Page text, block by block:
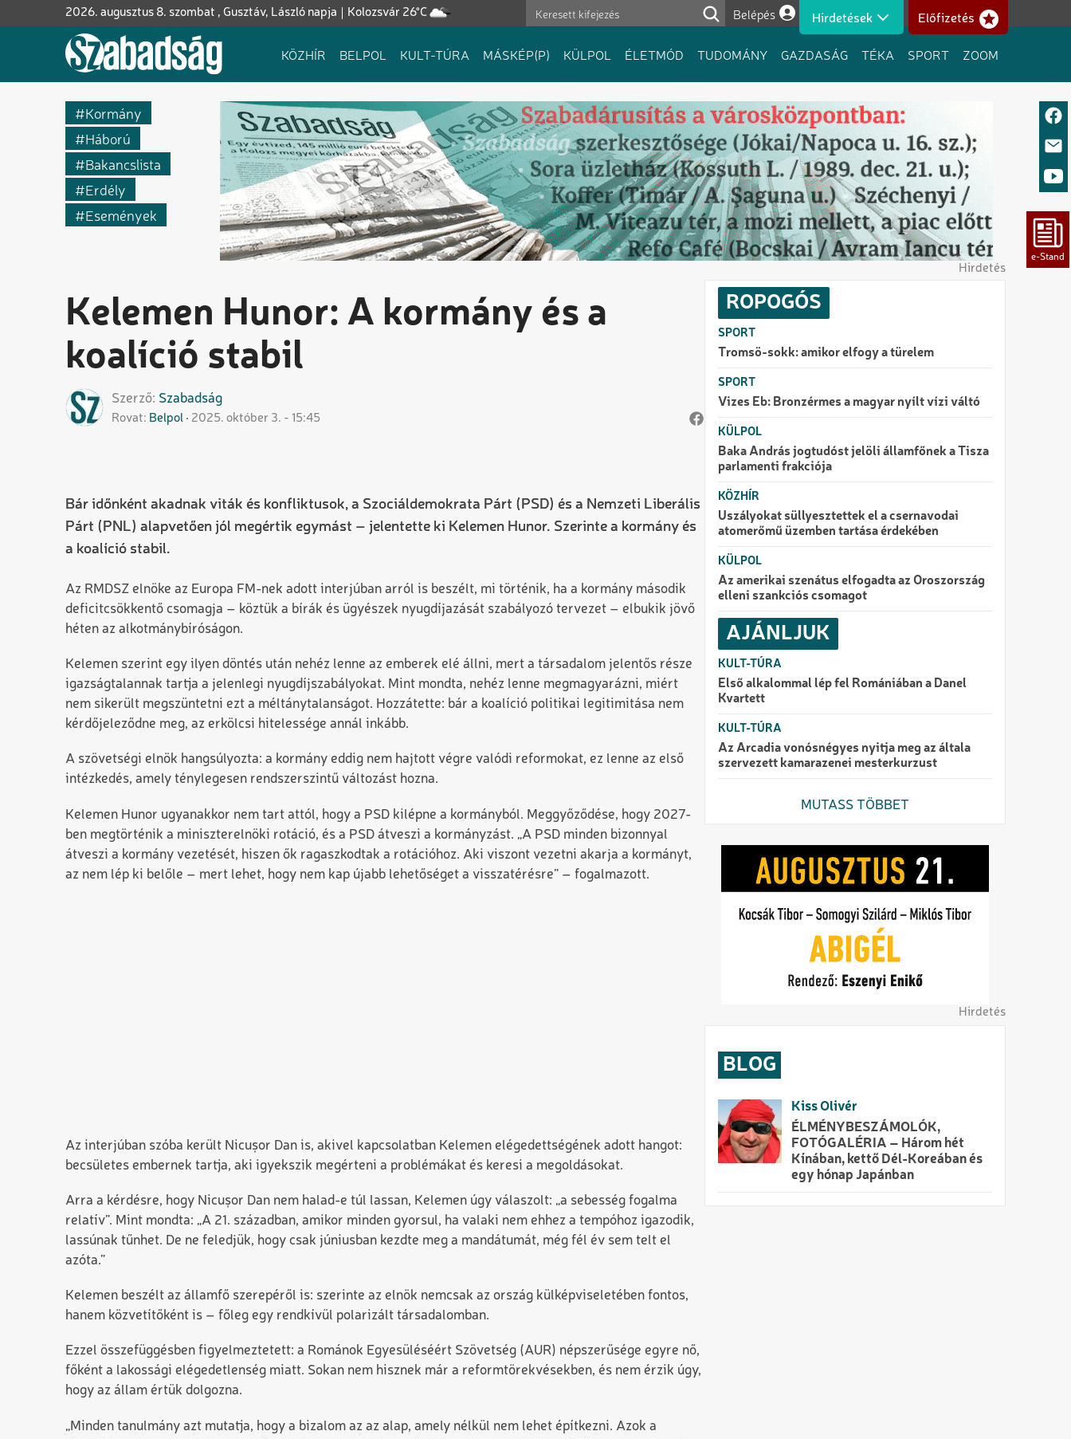
a
Kolozsvár 26°C
2026. augusztus 8. szombat , Gusztáv, László napja
Felhasználói fiók menüje
Belépés Hirdetések Előfizetés
Fő
KÖZHÍR BELPOL KULT-TÚRA MÁSKÉP(P) KÜLPOL ÉLETMÓD TUDOMÁNY GAZDASÁG TÉKA SPORT ZOOM
Kormány
Háború
Bakancslista
Erdély
Események
Hirdetés
Kelemen Hunor: A kormány és a
koalíció stabil
Szerző Szabadság
Rovat Belpol 2025. október 3. - 15:45
Bár időnként akadnak viták és konfliktusok, a Szociáldemokrata Párt (PSD) és a Nemzeti Liberális
Párt (PNL) alapvetően jól megértik egymást – jelentette ki Kelemen Hunor. Szerinte a kormány és
a koalíció stabil.
Az RMDSZ elnöke az Europa FM-nek adott interjúban arról is beszélt, mi történik, ha a kormány második
deficitcsökkentő csomagja – köztük a bírák és ügyészek nyugdíjazását szabályozó tervezet – elbukik jövő
héten az alkotmánybíróságon.
Kelemen szerint egy ilyen döntés után nehéz lenne az emberek elé állni, mert a társadalom jelentős része
igazságtalannak tartja a jelenlegi nyugdíjszabályokat. Mint mondta, nehéz lenne megmagyarázni, miért
nem sikerült megszüntetni ezt a méltánytalanságot. Hozzátette: bár a koalíció politikai legitimitása nem
kérdőjeleződne meg, az erkölcsi hitelessége annál inkább.
A szövetségi elnök hangsúlyozta: a kormány eddig nem hajtott végre valódi reformokat, ez lenne az első
intézkedés, amely ténylegesen rendszerszintű változást hozna.
Kelemen Hunor ugyanakkor nem tart attól, hogy a PSD kilépne a kormányból. Meggyőződése, hogy 2027-
ben megtörténik a miniszterelnöki rotáció, és a PSD átveszi a kormányzást. „A PSD minden bizonnyal
átveszi a kormány vezetését, hiszen ők ragaszkodtak a rotációhoz. Aki viszont vezetni akarja a kormányt,
az nem lép ki belőle – mert lehet, hogy nem kap újabb lehetőséget a visszatérésre” – fogalmazott.
Az interjúban szóba került Nicușor Dan is, akivel kapcsolatban Kelemen elégedettségének adott hangot:
becsületes embernek tartja, aki igyekszik megérteni a problémákat és keresi a megoldásokat.
Arra a kérdésre, hogy Nicușor Dan nem halad-e túl lassan, Kelemen úgy válaszolt: „a sebesség fogalma
relatív”. Mint mondta: „A 21. században, amikor minden gyorsul, ha valaki nem ehhez a tempóhoz igazodik,
lassúnak tűnhet. De ne feledjük, hogy csak júniusban kezdte meg a mandátumát, még fél év sem telt el
azóta.”
Kelemen beszélt az államfő szerepéről is: szerinte az elnök nemcsak az ország külképviseletében fontos,
hanem közvetítőként is – főleg egy rendkívül polarizált társadalomban.
Ezzel összefüggésben figyelmeztetett: a Románok Egyesüléséért Szövetség (AUR) népszerűsége egyre nő,
főként a lakossági elégedetlenség miatt. Sokan nem hisznek már a reformtörekvésekben, és nem érzik úgy,
hogy az állam értük dolgozna.
„Minden tanulmány azt mutatja, hogy a bizalom az az alap, amely nélkül nem lehet építkezni. Azok a
ROPOGÓS
SPORT
Tromsö-sokk: amikor elfogy a türelem
SPORT
Vizes Eb: Bronzérmes a magyar nyílt vízi váltó
KÜLPOL
Baka András jogtudóst jelöli államfőnek a Tisza
parlamenti frakciója
KÖZHÍR
Uszályokat süllyesztettek el a csernavodai
atomerőmű üzemben tartása érdekében
KÜLPOL
Az amerikai szenátus elfogadta az Oroszország
elleni szankciós csomagot
AJÁNLJUK
KULT-TÚRA
Első alkalommal lép fel Romániában a Danel
Kvartett
KULT-TÚRA
Az Arcadia vonósnégyes nyitja meg az általa
szervezett kamarazenei mesterkurzust
MUTASS TÖBBET
Hirdetés
BLOG
Kiss Olivér
ÉLMÉNYBESZÁMOLÓK,
FOTÓGALÉRIA – Három hét
Kínában, kettő Dél-Koreában és
egy hónap Japánban